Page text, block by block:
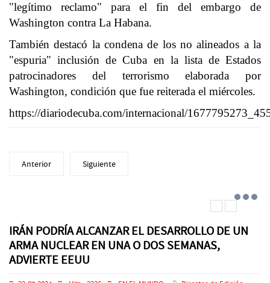
"legítimo reclamo" para el fin del embargo de
Washington contra La Habana.
También destacó la condena de los no alineados a la
"espuria" inclusión de Cuba en la lista de Estados
patrocinadores del terrorismo elaborada por
Washington, condición que fue reiterada el miércoles.
https://diariodecuba.com/internacional/
Anterior Siguiente
IRÁN PODRÍA ALCANZAR EL DESARROLLO DE UN
ARMA NUCLEAR EN UNA O DOS SEMANAS,
ADVIERTE EEUU